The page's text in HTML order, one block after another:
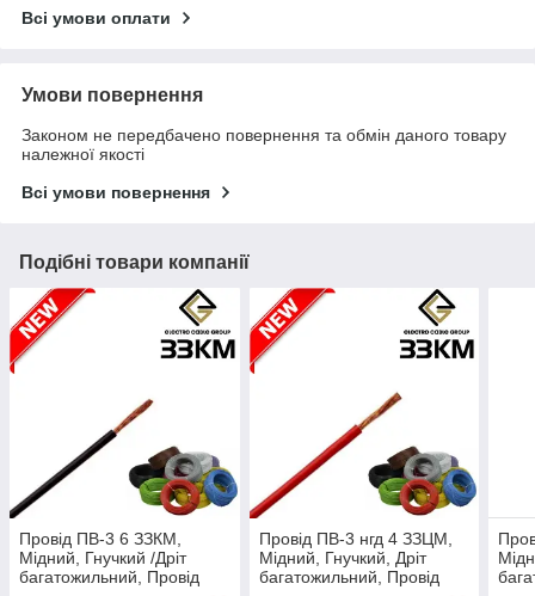
Всі умови оплати
Умови повернення
Законом не передбачено повернення та обмін даного товару
належної якості
Всі умови повернення
Подібні товари компанії
Провід ПВ-3 6 ЗЗКМ,
Мідний, Гнучкий /Дріт
багатожильний, Провід
Провід ПВ-3 нгд 4 ЗЗЦМ,
Мідний, Гнучкий, Дріт
багатожильний, Провід